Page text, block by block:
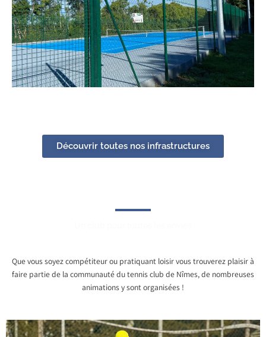
Découvrir toutes nos infrastructures
Que vous soyez compétiteur ou pratiquant loisir vous trouverez plaisir à
faire partie de la communauté du tennis club de Nîmes, de nombreuses
animations y sont organisées !